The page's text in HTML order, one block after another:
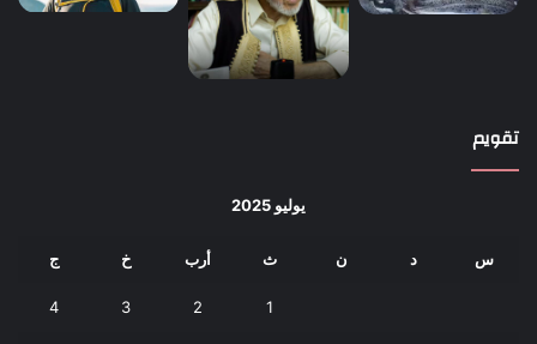
تقويم
يوليو 2025
س د ن ث أرب خ ج
1
2
3
4